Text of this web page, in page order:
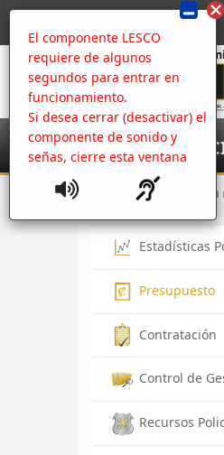
El componente LESCO
requiere de algunos
segundos para entrar en
funcionamiento.
Si desea cerrar (desactivar) el
componente de sonido y
señas, cierre esta ventana
Inicio Apertura
Estadísticas
Presupuesto
Contratación
Control de
Recursos